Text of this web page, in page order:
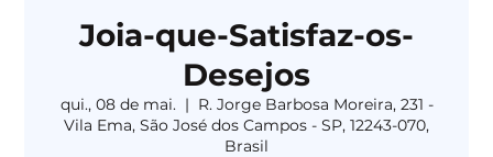
Joia-que-Satisfaz-os-
Desejos
qui., 08 de mai.
  |
R. Jorge Barbosa Moreira, 231 -
Vila Ema, São José dos Campos - SP, 12243-070,
Brasil